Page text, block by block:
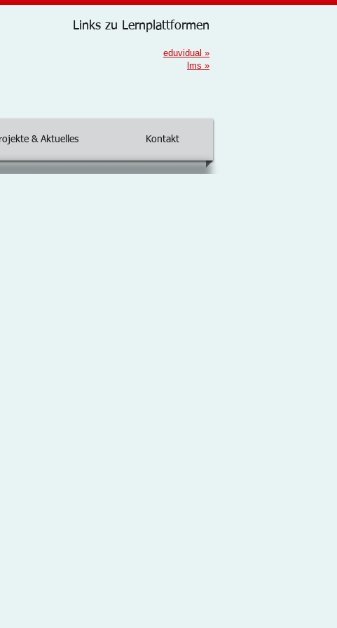
Links zu Lernplattformen
eduvidual »
lms »
& Aktuelles Kontakt